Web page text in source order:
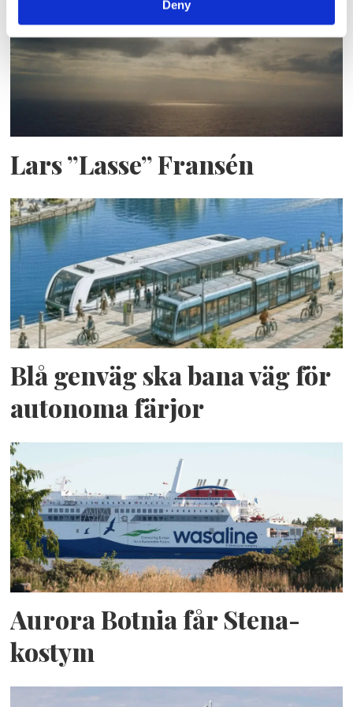
Deny
Lars ”Lasse” Fransén
Blå genväg ska bana väg för
autonoma färjor
Aurora Botnia får Stena-
kostym